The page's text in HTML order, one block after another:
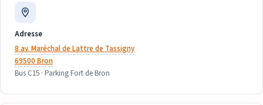
Adresse
8 av. Maréchal de Lattre de Tassigny
69500 Bron
Bus C15 · Parking Fort de Bron